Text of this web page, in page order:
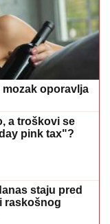
mozak oporavlja
a troškovi se
pink tax"?
staju pred
raskošnog